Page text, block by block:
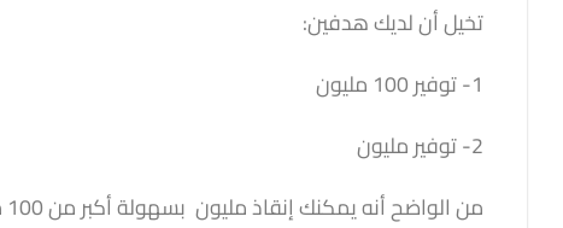
تخيل أن لديك هدفين:
1- توفير 100 مليون
2- توفير مليون
من الواضح أنه يمكنك إنقاذ مليون بسهولة أكبر من 100 مليون .